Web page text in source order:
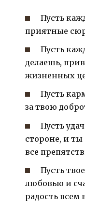
Пусть
приятные
Пусть
делаешь,
жизненных
Пусть
за твою
Пусть
стороне, и ты
все
Пусть
любовью и
радость всем